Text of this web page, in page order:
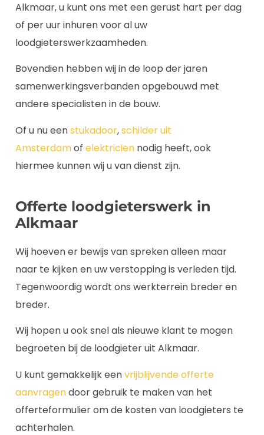
Alkmaar, u kunt ons met een gerust hart per dag
of per uur inhuren voor al uw
loodgieterswerkzaamheden.
Bovendien hebben wij in de loop der jaren
samenwerkingsverbanden opgebouwd met
andere specialisten in de bouw.
Of u nu eenstukadoor,schilder uit
Amsterdamof elektricien nodig heeft, ook
hiermee kunnen wij u van dienst zijn.
Offerte loodgieterswerk in
Alkmaar
Wij hoeven er bewijs van spreken alleen maar
naar te kijken en uw verstopping is verleden tijd.
Tegenwoordig wordt ons werkterrein breder en
breder.
Wij hopen u ook snel als nieuwe klant te mogen
begroeten bij de loodgieter uit Alkmaar.
U kunt gemakkelijk eenvrijblijvende offerte
aanvragendoor gebruik te maken van het
offerteformulier om de kosten van loodgieters te
achterhalen.